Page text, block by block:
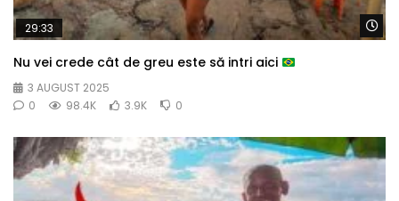
29:33
Nu vei crede cât de greu este să intri aici
3 AUGUST 2025
0
98.4K 3.9K 0